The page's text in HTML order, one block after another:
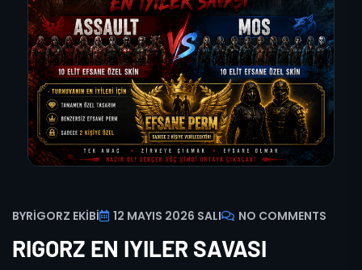
BYRIGORZ EKIBI 12 MAYIS 2026 SALI NO COMMENTS
RIGORZ EN IYILER SAVASI